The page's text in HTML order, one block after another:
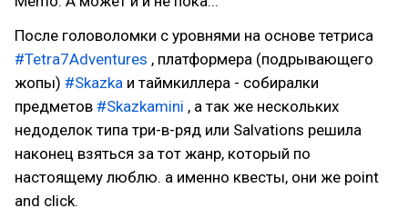
После головоломки с уровнями на основе тетриса
#Tetra7Adventures , платформера (подрывающего
жопы) #Skazka и таймкиллера - собиралки
предметов #Skazkamini , а так же нескольких
недоделок типа три-в-ряд или Salvations решила
наконец взяться за тот жанр, который по
настоящему люблю. а именно квесты, они же point
and click.